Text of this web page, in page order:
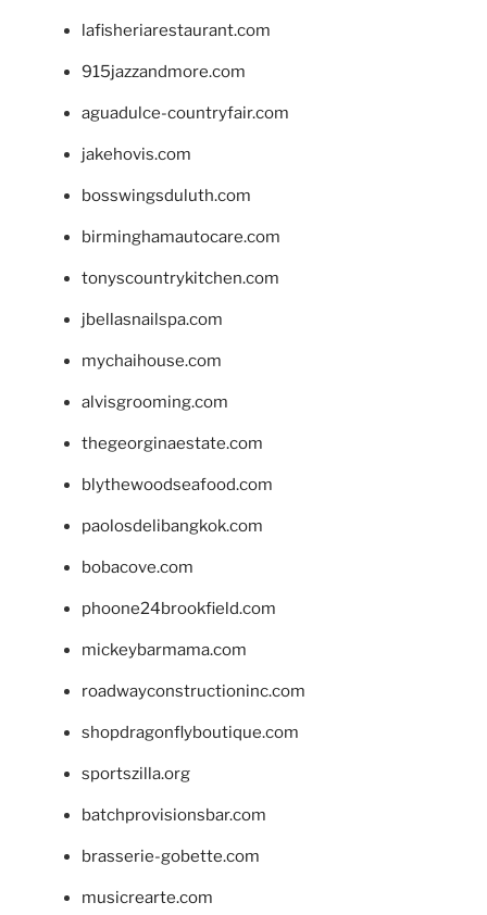
lafisheriarestaurant.com
915jazzandmore.com
aguadulce-countryfair.com
jakehovis.com
bosswingsduluth.com
birminghamautocare.com
tonyscountrykitchen.com
jbellasnailspa.com
mychaihouse.com
alvisgrooming.com
thegeorginaestate.com
blythewoodseafood.com
paolosdelibangkok.com
bobacove.com
phoone24brookfield.com
mickeybarmama.com
roadwayconstructioninc.com
shopdragonflyboutique.com
sportszilla.org
batchprovisionsbar.com
brasserie-gobette.com
musicrearte.com